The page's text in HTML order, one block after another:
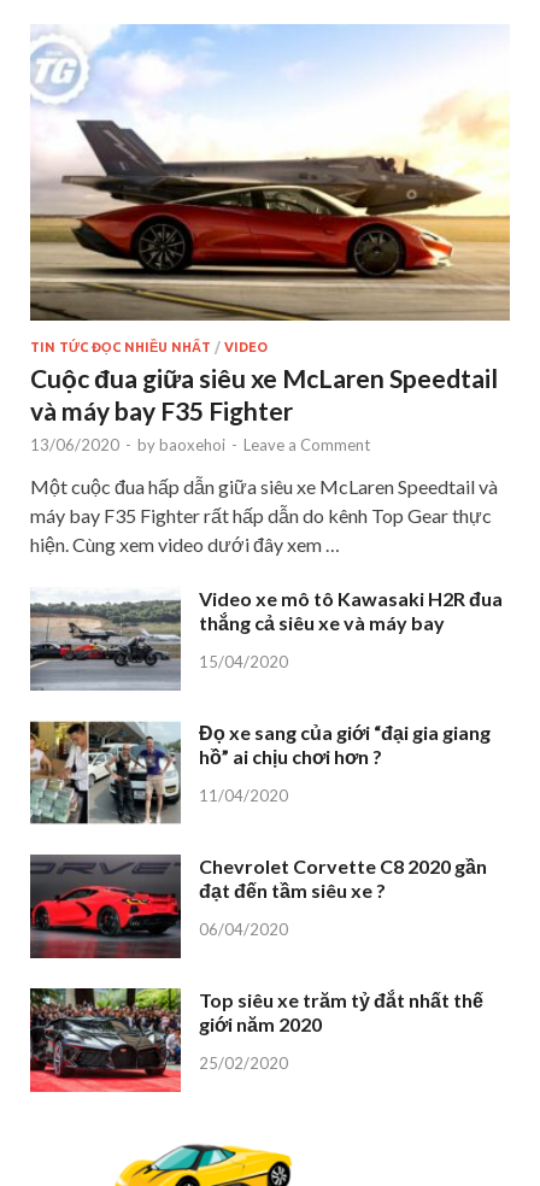
TIN TỨC ĐỌC NHIỀU NHẤT / VIDEO
Cuộc đua giữa siêu xe McLaren Speedtail
và máy bay F35 Fighter
13/06/2020 - by baoxehoi - Leave a Comment
Một cuộc đua hấp dẫn giữa siêu xe McLaren Speedtail và
máy bay F35 Fighter rất hấp dẫn do kênh Top Gear thực
hiện. Cùng xem video dưới đây xem …
Video xe mô tô Kawasaki H2R đua
thắng cả siêu xe và máy bay
15/04/2020
Đọ xe sang của giới “đại gia giang
hồ” ai chịu chơi hơn ?
11/04/2020
Chevrolet Corvette C8 2020 gần
đạt đến tầm siêu xe ?
06/04/2020
Top siêu xe trăm tỷ đắt nhất thế
giới năm 2020
25/02/2020